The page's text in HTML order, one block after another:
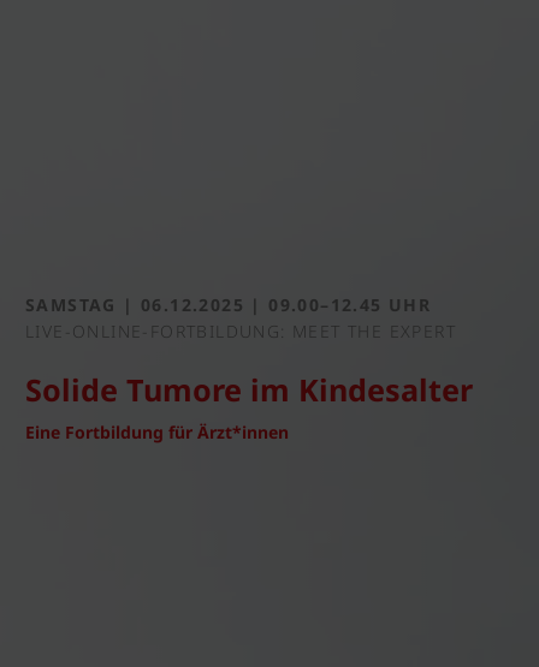
SAMSTAG | 06.12.2025 | 09.00–12.45 UHR
LIVE-ONLINE-FORTBILDUNG: MEET THE EXPERT
Solide Tumore im Kindesalter
Eine Fortbildung für Ärzt*innen